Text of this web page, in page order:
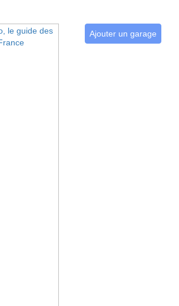
Ajouter un garage